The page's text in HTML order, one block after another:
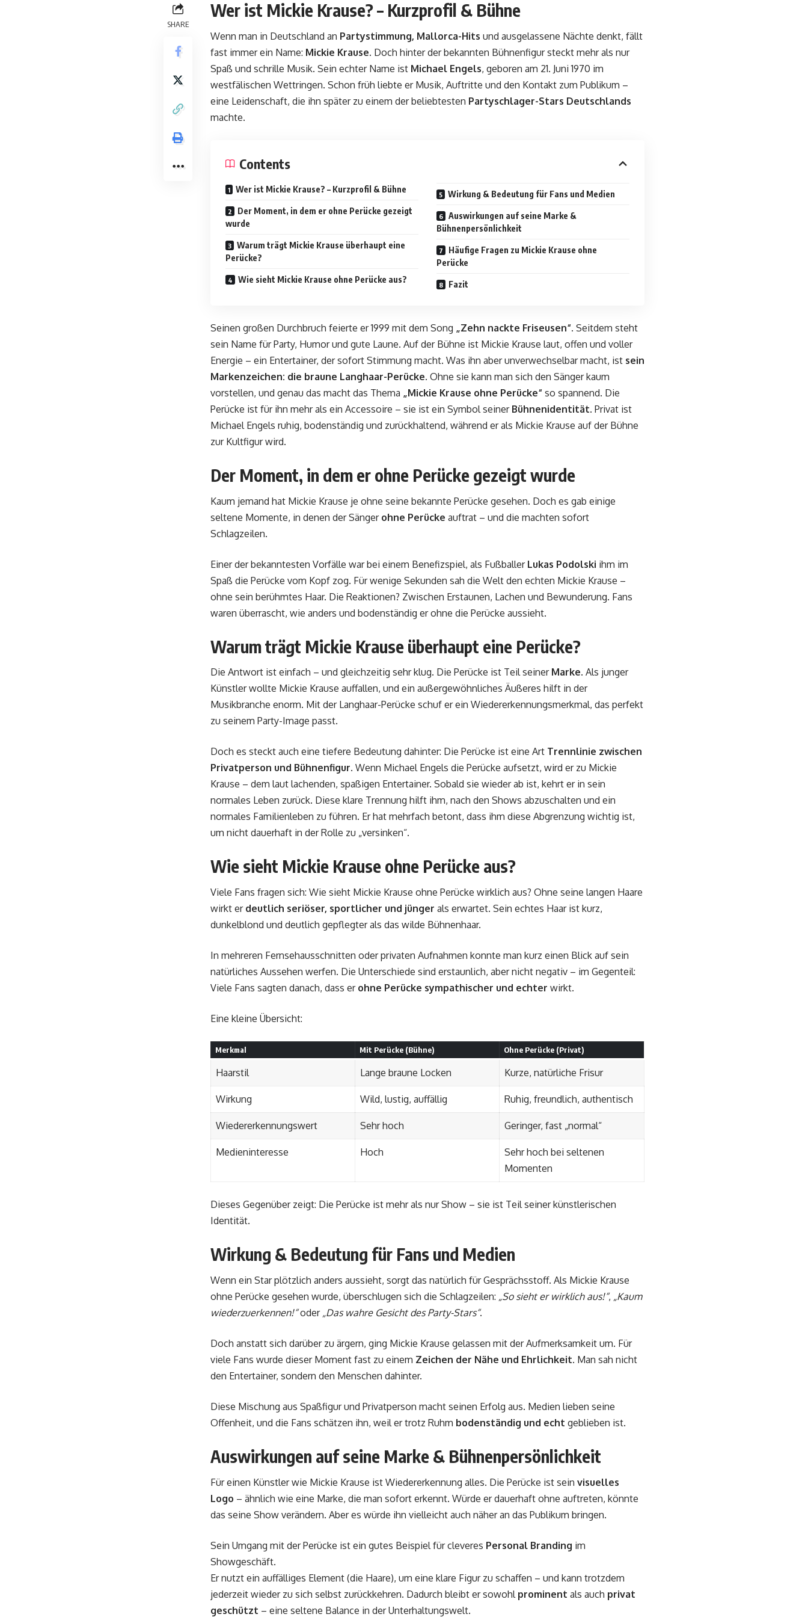
SHARE
Wer ist Mickie Krause? – Kurzprofil & Bühne
Wenn man in Deutschland an Partystimmung, Mallorca-Hits und ausgelassene Nächte denkt, fällt
fast immer ein Name: Mickie Krause. Doch hinter der bekannten Bühnenfigur steckt mehr als nur
Spaß und schrille Musik. Sein echter Name ist Michael Engels, geboren am 21. Juni 1970 im
westfälischen Wettringen. Schon früh liebte er Musik, Auftritte und den Kontakt zum Publikum –
eine Leidenschaft, die ihn später zu einem der beliebtesten Partyschlager-Stars Deutschlands
machte.
Contents
Wer ist Mickie Krause? – Kurzprofil & Bühne
Der Moment, in dem er ohne Perücke gezeigt
wurde
Warum trägt Mickie Krause überhaupt eine
Perücke?
Wie sieht Mickie Krause ohne Perücke aus?
Wirkung & Bedeutung für Fans und Medien
Auswirkungen auf seine Marke &
Bühnenpersönlichkeit
Häufige Fragen zu Mickie Krause ohne
Perücke
Fazit
Seinen großen Durchbruch feierte er 1999 mit dem Song „Zehn nackte Friseusen“. Seitdem steht
sein Name für Party, Humor und gute Laune. Auf der Bühne ist Mickie Krause laut, offen und voller
Energie – ein Entertainer, der sofort Stimmung macht. Was ihn aber unverwechselbar macht, ist sein
Markenzeichen: die braune Langhaar-Perücke. Ohne sie kann man sich den Sänger kaum
vorstellen, und genau das macht das Thema „Mickie Krause ohne Perücke“ so spannend. Die
Perücke ist für ihn mehr als ein Accessoire – sie ist ein Symbol seiner Bühnenidentität. Privat ist
Michael Engels ruhig, bodenständig und zurückhaltend, während er als Mickie Krause auf der Bühne
zur Kultfigur wird.
Der Moment, in dem er ohne Perücke gezeigt wurde
Kaum jemand hat Mickie Krause je ohne seine bekannte Perücke gesehen. Doch es gab einige
seltene Momente, in denen der Sänger ohne Perücke auftrat – und die machten sofort
Schlagzeilen.
Einer der bekanntesten Vorfälle war bei einem Benefizspiel, als Fußballer Lukas Podolski ihm im
Spaß die Perücke vom Kopf zog. Für wenige Sekunden sah die Welt den echten Mickie Krause –
ohne sein berühmtes Haar. Die Reaktionen? Zwischen Erstaunen, Lachen und Bewunderung. Fans
waren überrascht, wie anders und bodenständig er ohne die Perücke aussieht.
Warum trägt Mickie Krause überhaupt eine Perücke?
Die Antwort ist einfach – und gleichzeitig sehr klug. Die Perücke ist Teil seiner Marke. Als junger
Künstler wollte Mickie Krause auffallen, und ein außergewöhnliches Äußeres hilft in der
Musikbranche enorm. Mit der Langhaar-Perücke schuf er ein Wiedererkennungsmerkmal, das perfekt
zu seinem Party-Image passt.
Doch es steckt auch eine tiefere Bedeutung dahinter: Die Perücke ist eine Art Trennlinie zwischen
Privatperson und Bühnenfigur. Wenn Michael Engels die Perücke aufsetzt, wird er zu Mickie
Krause – dem laut lachenden, spaßigen Entertainer. Sobald sie wieder ab ist, kehrt er in sein
normales Leben zurück. Diese klare Trennung hilft ihm, nach den Shows abzuschalten und ein
normales Familienleben zu führen. Er hat mehrfach betont, dass ihm diese Abgrenzung wichtig ist,
um nicht dauerhaft in der Rolle zu „versinken“.
Wie sieht Mickie Krause ohne Perücke aus?
Viele Fans fragen sich: Wie sieht Mickie Krause ohne Perücke wirklich aus? Ohne seine langen Haare
wirkt er deutlich seriöser, sportlicher und jünger als erwartet. Sein echtes Haar ist kurz,
dunkelblond und deutlich gepflegter als das wilde Bühnenhaar.
In mehreren Fernsehausschnitten oder privaten Aufnahmen konnte man kurz einen Blick auf sein
natürliches Aussehen werfen. Die Unterschiede sind erstaunlich, aber nicht negativ – im Gegenteil:
Viele Fans sagten danach, dass er ohne Perücke sympathischer und echter wirkt.
Eine kleine Übersicht:
Merkmal Mit Perücke (Bühne) Ohne Perücke (Privat)
Haarstil Lange braune Locken Kurze, natürliche Frisur
Wirkung Wild, lustig, auffällig Ruhig, freundlich, authentisch
Wiedererkennungswert Sehr hoch Geringer, fast „normal“
Medieninteresse Hoch
Sehr hoch bei seltenen
Momenten
Dieses Gegenüber zeigt: Die Perücke ist mehr als nur Show – sie ist Teil seiner künstlerischen
Identität.
Wirkung & Bedeutung für Fans und Medien
Wenn ein Star plötzlich anders aussieht, sorgt das natürlich für Gesprächsstoff. Als Mickie Krause
ohne Perücke gesehen wurde, überschlugen sich die Schlagzeilen: „So sieht er wirklich aus!“, „Kaum
wiederzuerkennen!“oder „Das wahre Gesicht des Party-Stars“.
Doch anstatt sich darüber zu ärgern, ging Mickie Krause gelassen mit der Aufmerksamkeit um. Für
viele Fans wurde dieser Moment fast zu einem Zeichen der Nähe und Ehrlichkeit. Man sah nicht
den Entertainer, sondern den Menschen dahinter.
Diese Mischung aus Spaßfigur und Privatperson macht seinen Erfolg aus. Medien lieben seine
Offenheit, und die Fans schätzen ihn, weil er trotz Ruhm bodenständig und echt geblieben ist.
Auswirkungen auf seine Marke & Bühnenpersönlichkeit
Für einen Künstler wie Mickie Krause ist Wiedererkennung alles. Die Perücke ist sein visuelles
Logo – ähnlich wie eine Marke, die man sofort erkennt. Würde er dauerhaft ohne auftreten, könnte
das seine Show verändern. Aber es würde ihn vielleicht auch näher an das Publikum bringen.
Sein Umgang mit der Perücke ist ein gutes Beispiel für cleveres Personal Branding im
Showgeschäft.
Er nutzt ein auffälliges Element (die Haare), um eine klare Figur zu schaffen – und kann trotzdem
jederzeit wieder zu sich selbst zurückkehren. Dadurch bleibt er sowohl prominent als auch privat
geschützt – eine seltene Balance in der Unterhaltungswelt.